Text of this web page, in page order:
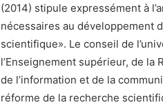
(2014) stipule expressément à
nécessaires au développement
scientifique». Le conseil de
l’Enseignement supérieur, de
de l’information et de la
réforme de la recherche